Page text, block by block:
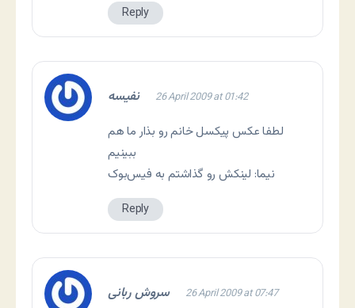
Reply
نفیسه 26 April 2009 at 01:42
لطفا عکس پیکسل خانم رو بذار ما هم
ببینیم
نیما: لینکش رو گذاشتم به فیس‌بوک
Reply
سروش ربانی 26 April 2009 at 07:47